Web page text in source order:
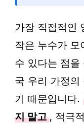
가장 직접적인
작은 누수가 모
수 있다는 점을
국 우리 가정의
기 때문입니다.
지 말고 , 적극